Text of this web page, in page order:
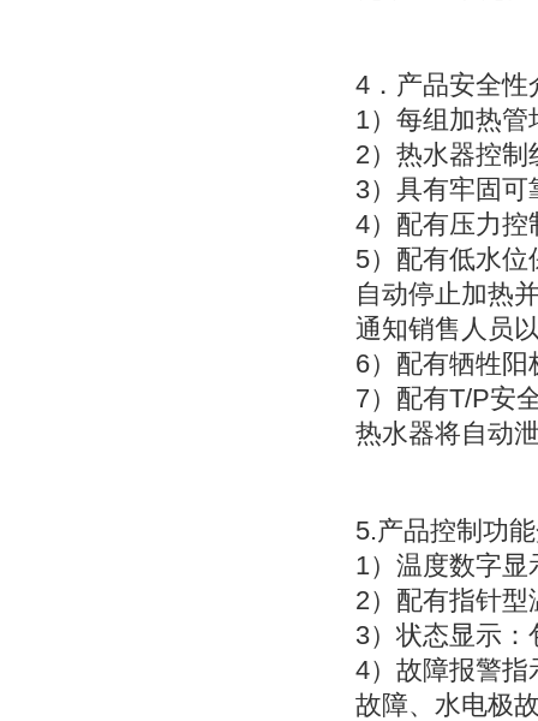
4．产品安全性
1）每组加热
2）热水器控
3）具有牢固可
4）配有压力控
5）配有低水
自动停止加热
通知销售人员
6）配有牺牲
7）配有T/P安
热水器将自动
5.产品控制功
1）温度数字显
2）配有指针型
3）状态显示
4）故障报警指
故障、水电极